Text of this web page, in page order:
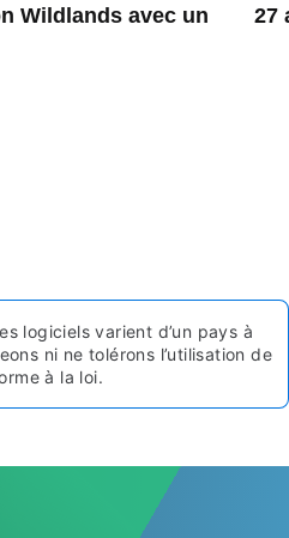
Wildlands avec un
27
logiciels varient d’un pays à
ni ne tolérons l’utilisation de
à la loi.